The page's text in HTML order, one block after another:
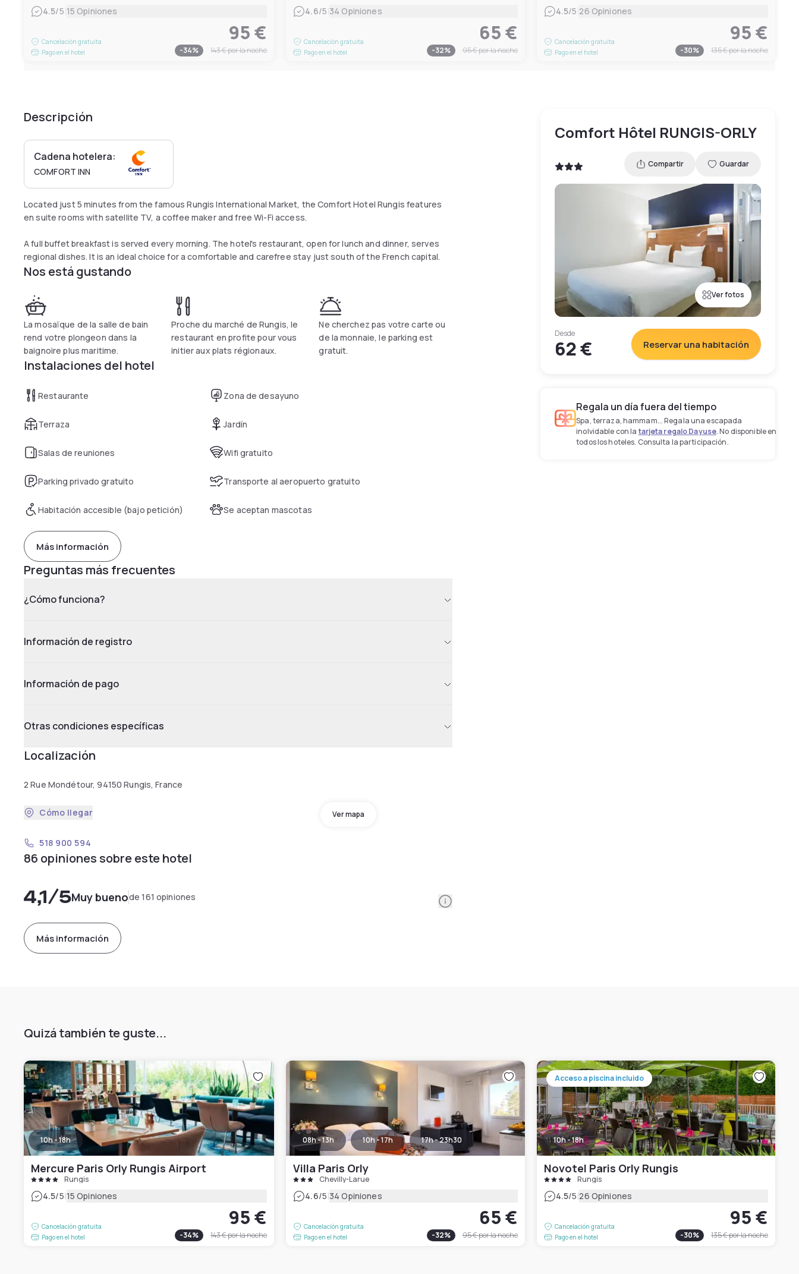
4.5/5 15 Opiniones
Cancelación gratuita
Pago en el hotel
95 €
-34% 143 €por la noche
4.6/5 34 Opiniones
Cancelación gratuita
Pago en el hotel
65 €
-32% 95 €por la noche
4.5/5 26 Opiniones
Cancelación gratuita
Pago en el hotel
95 €
-30% 135 €por la noche
Descripción
Cadena hotelera:
COMFORT INN
Located just 5 minutes from the famous Rungis International Market, the Comfort Hotel Rungis features
en suite rooms with satellite TV, a coffee maker and free Wi-Fi access.
A full buffet breakfast is served every morning. The hotel's restaurant, open for lunch and dinner, serves
regional dishes. It is an ideal choice for a comfortable and carefree stay just south of the French capital.
Nos está gustando
La mosaïque de la salle de bain
rend votre plongeon dans la
baignoire plus maritime.
Proche du marché de Rungis, le
restaurant en profite pour vous
initier aux plats régionaux.
Ne cherchez pas votre carte ou
de la monnaie, le parking est
gratuit.
Instalaciones del hotel
Restaurante Zona de desayuno
Terraza Jardín
Salas de reuniones Wifi gratuito
Parking privado gratuito Transporte al aeropuerto gratuito
Habitación accesible (bajo petición) Se aceptan mascotas
Más información
Preguntas más frecuentes
¿Cómo funciona?
Información de registro
Información de pago
Otras condiciones específicas
Localización
2 Rue Mondétour, 94150 Rungis, France
Ver mapa
Cómo llegar
518 900 594
86 opiniones sobre este hotel
4,1/5Muy buenode 161 opiniones Information
Más información
Comfort Hôtel RUNGIS-ORLY
Compartir Guardar
Ver fotos
Desde
62 € Reservar una habitación
Regala un día fuera del tiempo
Spa, terraza, hammam... Regala una escapada
inolvidable con latarjeta regalo Dayuse. No disponible en
todos los hoteles. Consulta la participación.
Quizá también te guste...
10h - 18h
Mercure Paris Orly Rungis Airport
Rungis
4.5/5|15 Opiniones
Cancelación gratuita
Pago en el hotel
95 €
-34% 143 €por la noche
08h - 13h 10h - 17h 17h - 23h30
Villa Paris Orly
Chevilly-Larue
4.6/5|34 Opiniones
Cancelación gratuita
Pago en el hotel
65 €
-32% 95 €por la noche
Acceso a piscina incluido
10h - 18h
Novotel Paris Orly Rungis
Rungis
4.5/5|26 Opiniones
Cancelación gratuita
Pago en el hotel
95 €
-30% 135 €por la noche